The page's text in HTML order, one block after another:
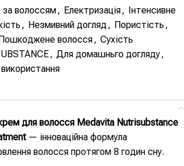
волоссям, Електризація,
Інтенсивне
, Незмивний догляд, Пористість ,
Пошкоджене волосся, Сухість
, Для домашньго догляду,
для волосся Medavita Nutrisubstance
— інноваційна формула
волосся протягом 8 годин сну.